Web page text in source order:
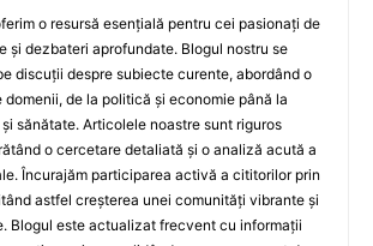
o resursă esențială pentru cei pasionați de
și dezbateri aprofundate. Blogul nostru se
discuții despre subiecte curente, abordând o
domenii, de la politică și economie până la
sănătate. Articolele noastre sunt riguros
o cercetare detaliată și o analiză acută a
Încurajăm participarea activă a cititorilor prin
astfel creșterea unei comunități vibrante și
Blogul este actualizat frecvent cu informații